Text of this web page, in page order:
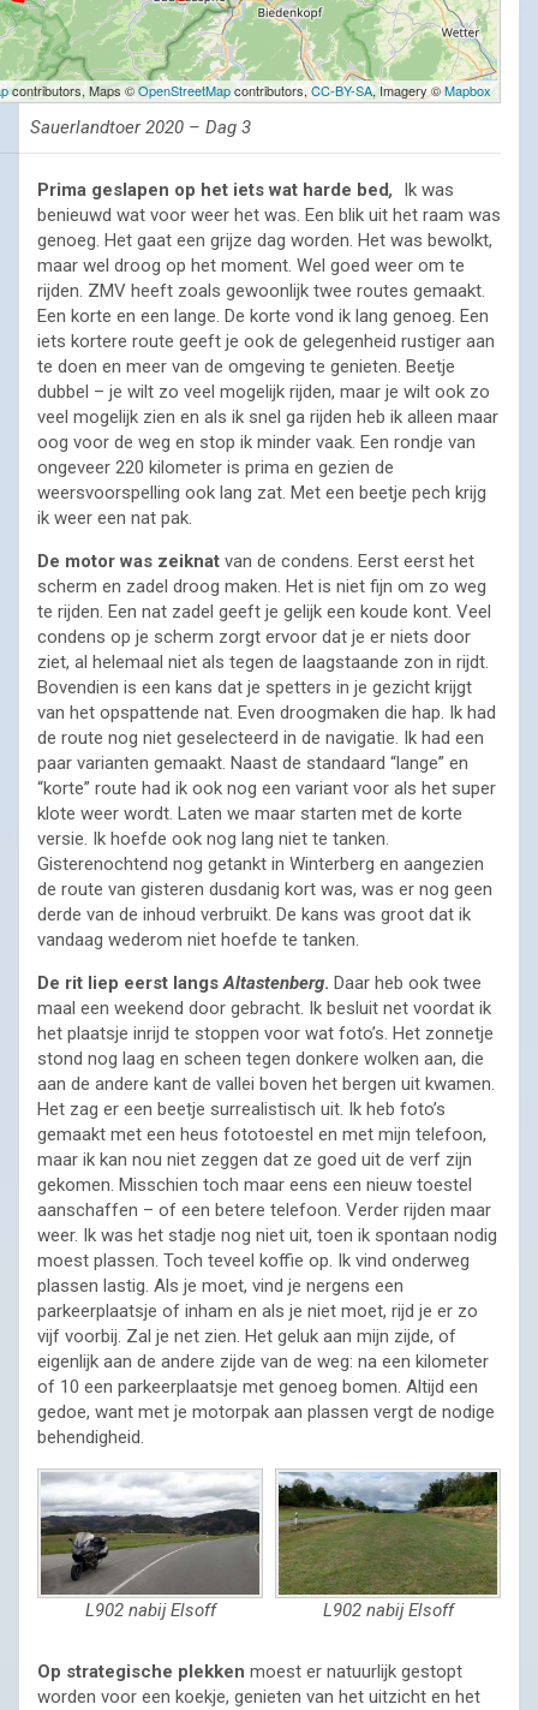
contributors, Maps ©OpenStreetMapcontributors,CC-BY-SA, Imagery ©Mapbox
Sauerlandtoer 2020 – Dag 3
Prima geslapen op het iets wat harde bed, Ik was
benieuwd wat voor weer het was. Een blik uit het raam was
genoeg. Het gaat een grijze dag worden. Het was bewolkt,
maar wel droog op het moment. Wel goed weer om te
rijden. ZMV heeft zoals gewoonlijk twee routes gemaakt.
Een korte en een lange. De korte vond ik lang genoeg. Een
iets kortere route geeft je ook de gelegenheid rustiger aan
te doen en meer van de omgeving te genieten. Beetje
dubbel – je wilt zo veel mogelijk rijden, maar je wilt ook zo
veel mogelijk zien en als ik snel ga rijden heb ik alleen maar
oog voor de weg en stop ik minder vaak. Een rondje van
ongeveer 220 kilometer is prima en gezien de
weersvoorspelling ook lang zat. Met een beetje pech krijg
ik weer een nat pak.
De motor was zeiknat van de condens. Eerst eerst het
scherm en zadel droog maken. Het is niet fijn om zo weg
te rijden. Een nat zadel geeft je gelijk een koude kont. Veel
condens op je scherm zorgt ervoor dat je er niets door
ziet, al helemaal niet als tegen de laagstaande zon in rijdt.
Bovendien is een kans dat je spetters in je gezicht krijgt
van het opspattende nat. Even droogmaken die hap. Ik had
de route nog niet geselecteerd in de navigatie. Ik had een
paar varianten gemaakt. Naast de standaard “lange” en
“korte” route had ik ook nog een variant voor als het super
klote weer wordt. Laten we maar starten met de korte
versie. Ik hoefde ook nog lang niet te tanken.
Gisterenochtend nog getankt in Winterberg en aangezien
de route van gisteren dusdanig kort was, was er nog geen
derde van de inhoud verbruikt. De kans was groot dat ik
vandaag wederom niet hoefde te tanken.
De rit liep eerst langsAltastenberg. Daar heb ook twee
maal een weekend door gebracht. Ik besluit net voordat ik
het plaatsje inrijd te stoppen voor wat foto’s. Het zonnetje
stond nog laag en scheen tegen donkere wolken aan, die
aan de andere kant de vallei boven het bergen uit kwamen.
Het zag er een beetje surrealistisch uit. Ik heb foto’s
gemaakt met een heus fototoestel en met mijn telefoon,
maar ik kan nou niet zeggen dat ze goed uit de verf zijn
gekomen. Misschien toch maar eens een nieuw toestel
aanschaffen – of een betere telefoon. Verder rijden maar
weer. Ik was het stadje nog niet uit, toen ik spontaan nodig
moest plassen. Toch teveel koffie op. Ik vind onderweg
plassen lastig. Als je moet, vind je nergens een
parkeerplaatsje of inham en als je niet moet, rijd je er zo
vijf voorbij. Zal je net zien. Het geluk aan mijn zijde, of
eigenlijk aan de andere zijde van de weg: na een kilometer
of 10 een parkeerplaatsje met genoeg bomen. Altijd een
gedoe, want met je motorpak aan plassen vergt de nodige
behendigheid.
L902 nabij Elsoff L902 nabij Elsoff
Op strategische plekken moest er natuurlijk gestopt
worden voor een koekje, genieten van het uitzicht en het